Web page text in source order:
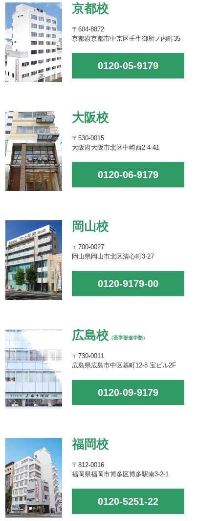
京都校
〒604-8872
京都府京都市中京区壬生御所ノ内町35
0120-05-9179
大阪校
〒530-0015
大阪府大阪市北区中崎西2-4-41
0120-06-9179
岡山校
〒700-0027
岡山県岡山市北区清心町3-27
0120-9179-00
広島校 （医学部進学塾）
〒730-0011
広島県広島市中区基町12-8 宝ビル2F
0120-09-9179
福岡校
〒812-0016
福岡県福岡市博多区博多駅南3-2-1
0120-5251-22